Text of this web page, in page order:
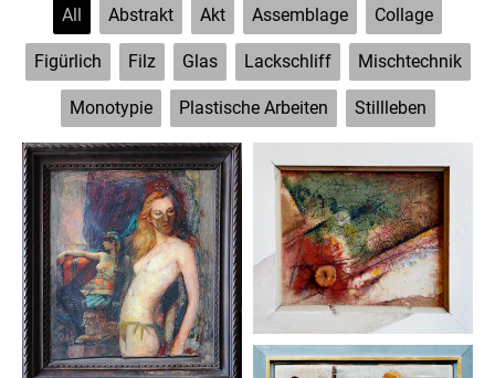
All Abstrakt Akt Assemblage Collage
Figürlich Filz Glas Lackschliff Mischtechnik
Monotypie Plastische Arbeiten Stillleben